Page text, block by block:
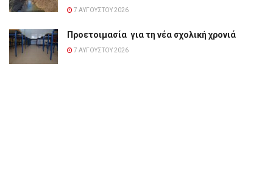
7 ΑΥΓΟΎΣΤΟΥ 2026
Προετοιμασία για τη νέα σχολική χρονιά
7 ΑΥΓΟΎΣΤΟΥ 2026